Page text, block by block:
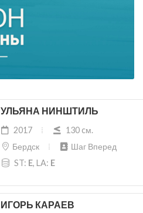
УЛЬЯНА НИНШТИЛЬ
2017
130 cм.
Бердск
Шаг Вперед
ST: E, LA: E
ИГОРЬ КАРАЕВ